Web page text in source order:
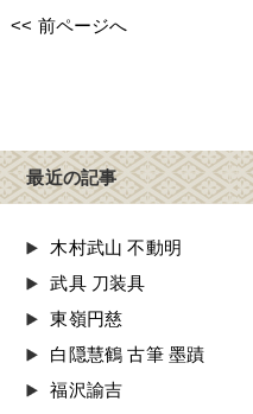
<< 前ページへ
最近の記事
木村武山 不動明
武具 刀装具
東嶺円慈
白隠慧鶴 古筆 墨蹟
福沢諭吉